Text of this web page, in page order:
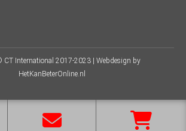
CT International 2017-2023 | Webdesign by
HetKanBeterOnline.nl